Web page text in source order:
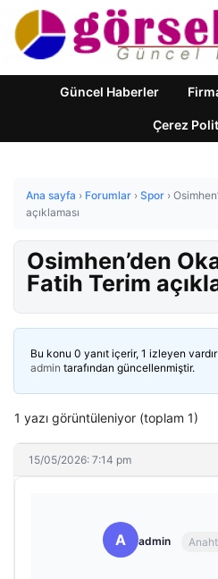
Güncel Haberler
Çerez
Ana sayfa › Forumlar › Spor ›
açıklaması
Osimhen’den
Fatih Terim
Bu konu 0 yanıt içerir, 1 izleyen
admin tarafından güncellenmiştir.
1 yazı görüntüleniyor (toplam 1)
15/05/2026: 7:14 pm
A admin